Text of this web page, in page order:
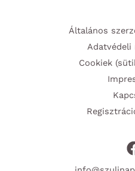
Általános
Cookiek